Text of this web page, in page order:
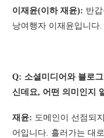
이재윤(이하 재윤): 반
낭여행자 이재윤입니다.
Q: 소셜미디어와 블로
신데요, 어떤 의미인지
재윤: 도메인이 선점되
어입니다. 흘러가는 대